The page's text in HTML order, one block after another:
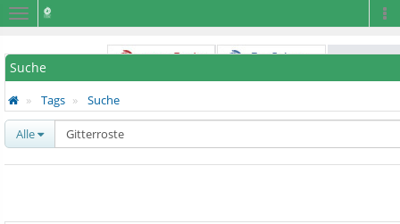
Navigation
Suche
Tags Suche
Alle